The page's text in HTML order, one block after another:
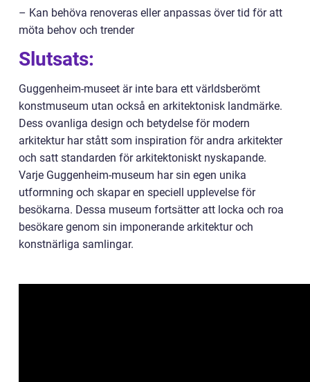
– Kan behöva renoveras eller anpassas över tid för att
möta behov och trender
Slutsats:
Guggenheim-museet är inte bara ett världsberömt
konstmuseum utan också en arkitektonisk landmärke.
Dess ovanliga design och betydelse för modern
arkitektur har stått som inspiration för andra arkitekter
och satt standarden för arkitektoniskt nyskapande.
Varje Guggenheim-museum har sin egen unika
utformning och skapar en speciell upplevelse för
besökarna. Dessa museum fortsätter att locka och roa
besökare genom sin imponerande arkitektur och
konstnärliga samlingar.